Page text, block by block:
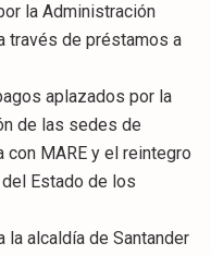
la Administración
través de préstamos a
aplazados por la
de las sedes de
con MARE y el reintegro
Estado de los
la alcaldía de Santander